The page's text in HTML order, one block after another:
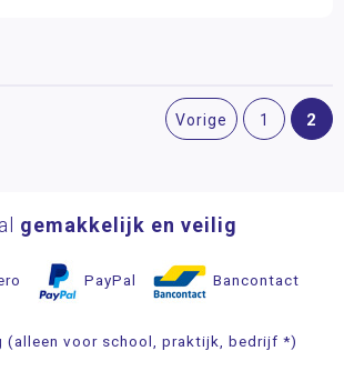
Vorige 1 2
gemakkelijk en veilig
PayPal Bancontact
(alleen voor school, praktijk, bedrijf *)